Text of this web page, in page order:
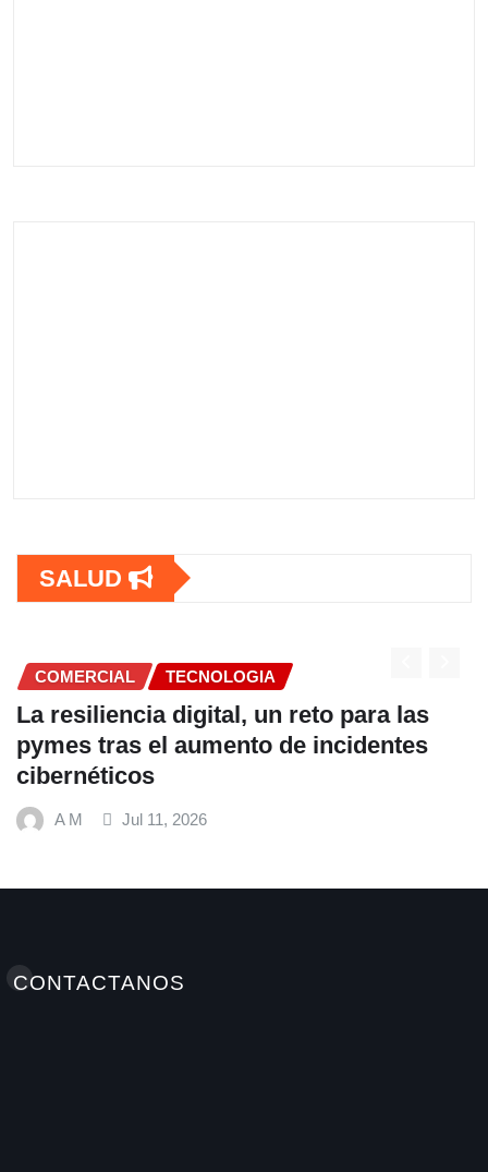
SALUD
COMERCIAL TECNOLOGIA
La resiliencia digital, un reto para las
pymes tras el aumento de incidentes
cibernéticos
A M Jul 11, 2026
CONTACTANOS